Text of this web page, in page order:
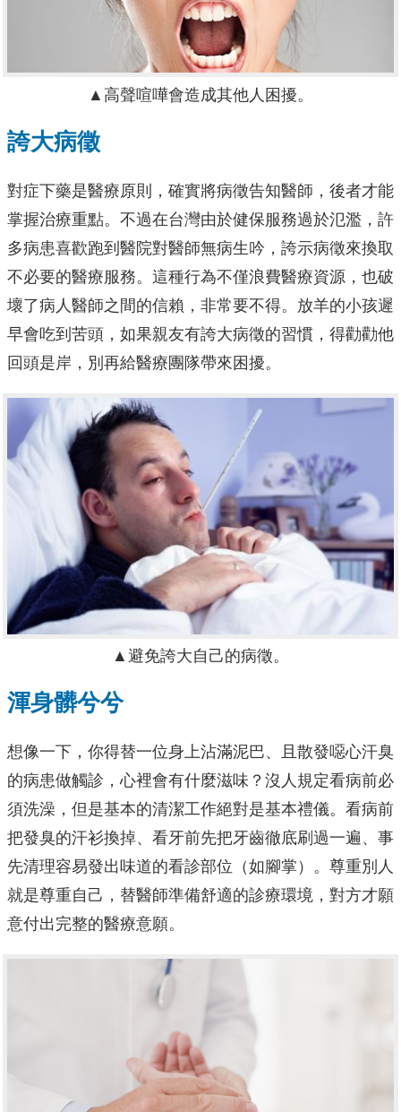
▲高聲喧嘩會造成其他人困擾。
誇大病徵
對症下藥是醫療原則，確實將病徵告知醫師，後者才能
掌握治療重點。不過在台灣由於健保服務過於氾濫，許
多病患喜歡跑到醫院對醫師無病生吟，誇示病徵來換取
不必要的醫療服務。這種行為不僅浪費醫療資源，也破
壞了病人醫師之間的信賴，非常要不得。放羊的小孩遲
早會吃到苦頭，如果親友有誇大病徵的習慣，得勸勸他
回頭是岸，別再給醫療團隊帶來困擾。
▲避免誇大自己的病徵。
渾身髒兮兮
想像一下，你得替一位身上沾滿泥巴、且散發噁心汗臭
的病患做觸診，心裡會有什麼滋味？沒人規定看病前必
須洗澡，但是基本的清潔工作絕對是基本禮儀。看病前
把發臭的汗衫換掉、看牙前先把牙齒徹底刷過一遍、事
先清理容易發出味道的看診部位（如腳掌）。尊重別人
就是尊重自己，替醫師準備舒適的診療環境，對方才願
意付出完整的醫療意願。